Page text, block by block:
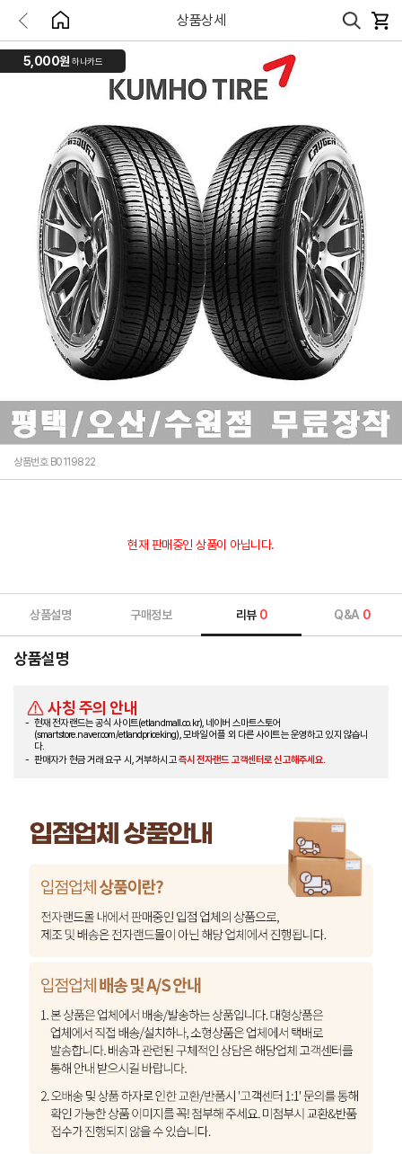
상품상세
5,000원 하나카드
상품번호 B0119822
현재 판매중인 상품이 아닙니다.
상품설명 구매정보 리뷰 0 Q&A 0
상품설명
사칭 주의 안내
현재 전자랜드는 공식 사이트(etlandmall.co.kr), 네이버 스마트스토어
(smartstore.naver.com/etlandpriceking), 모바일 어플 외 다른 사이트는 운영하고 있지 않습니
다.
판매자가 현금 거래 요구 시, 거부하시고즉시 전자랜드 고객센터로 신고해주세요.